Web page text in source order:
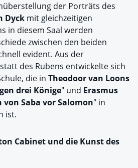
der Porträts des
Dyck mit gleichzeitigen
in diesem Saal werden
zwischen den beiden
evident. Aus der
des Rubens entwickelte sich
die in Theodoor van Loons
drei Könige" und Erasmus
Saba vor Salomon" in
ist.
Cabinet und die Kunst des